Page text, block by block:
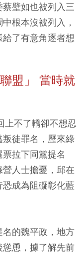
壁如也被列入三
根本沒被列入，
了有意角逐者想
盟」 當時就
上不了轎卻不想忍
徒罪名，歷來綠
拉下同黨提名
人士擔憂，邱在
成為阻礙彰化藍
的魏平政，地方
恿，據了解先前